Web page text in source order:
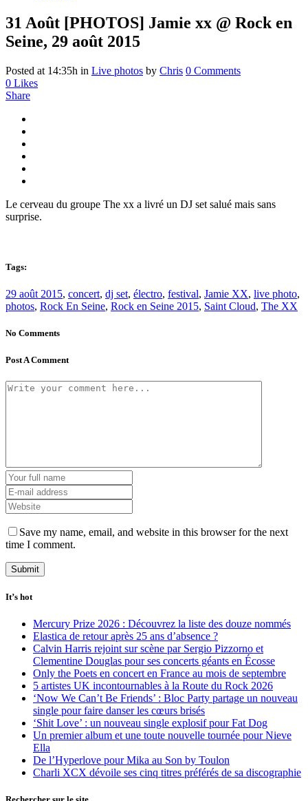
31 Août [PHOTOS] Jamie xx @ Rock en
Seine, 29 août 2015
Posted at 14:35h in Live photos by Chris 0 Comments
0 Likes
Share
Le cerveau du groupe The xx a livré un DJ set salué mais sans
surprise.
Tags:
29 août 2015, concert, dj set, électro, festival, Jamie XX, live photo,
photos, Rock En Seine, Rock en Seine 2015, Saint Cloud, The XX
No Comments
Post A Comment
Save my name, email, and website in this browser for the next
time I comment.
It’s hot
Mercury Prize 2026 : Découvrez la liste des douze nommés
Elastica de retour après 25 ans d’absence ?
Calvin Harris rejoint sur scène par Sergio Pizzorno et
Clementine Douglas pour ses concerts géants en Écosse
Only the Poets en concert en France au mois de septembre
5 artistes UK incontournables à la Route du Rock 2026
‘Now We Can’t Be Friends’ : Bloc Party partage un nouveau
single pour faire danser les cœurs brisés
‘Shit Love’ : un nouveau single explosif pour Fat Dog
Un premier album et une toute nouvelle tournée pour Nieve
Ella
De l’Hyperlove pour Mika au Son by Toulon
Charli XCX dévoile ses cinq titres préférés de sa discographie